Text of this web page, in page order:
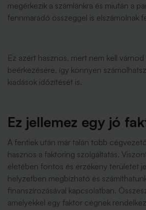
megérkezik a számlánkra és miután a
fennmaradó összeggel is elszámolnak
Ez azért hasznos, mert nem kell
beérkezésére, így könnyen
kiadások időzítését is.
Ez jellemez egy jó
A fentiek után már talán több
hasznos a faktoring szolgáltatás.
életében fontos és érzékeny területet
helyzetben megbízható és
finanszírozásával kapcsolatban.
amelyekkel egy faktor cégnek